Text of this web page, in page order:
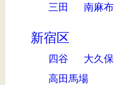
三田 南麻布
新宿区
四谷 大久保
高田馬場